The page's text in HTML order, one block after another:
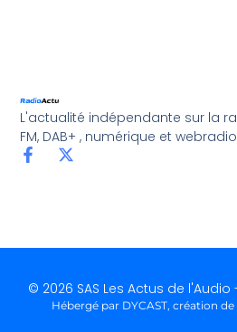
L'actualité indépendante sur la
FM, DAB+ , numérique et
© 2026 SAS Les Actus de
Hébergé par DYCAST, création de